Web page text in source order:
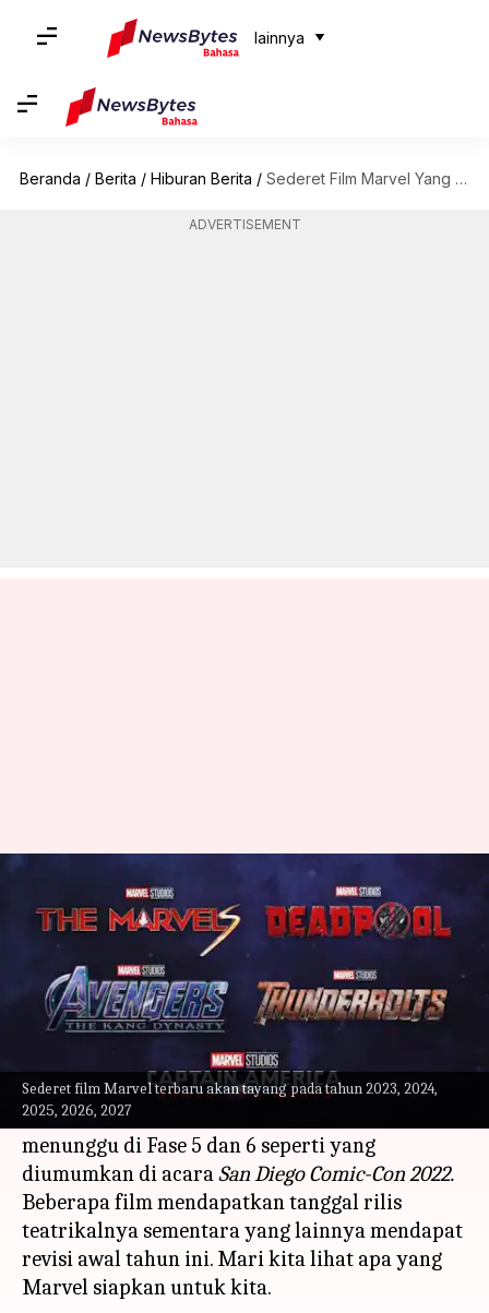
lainnya
Beranda / Berita / Hiburan Berita / Sederet Film Marvel Yang Akan Segera Tayang
ADVERTISEMENT
Sederet film Marvel terbaru akan tayang pada tahun 2023, 2024,
2025, 2026, 2027
Sederet Film Marvel Yang Akan
Segera Tayang
Oct 10, 2023
Apa ceritanya
Setelah sejumlah besar judul ditayangkan
perdana di fase keempatMarvel Cinematic
Universe,ada serangkaian konten yang
menunggu di Fase 5 dan 6 seperti yang
diumumkan di acaraSan Diego Comic-Con 2022.
Beberapa film mendapatkan tanggal rilis
teatrikalnya sementara yang lainnya mendapat
revisi awal tahun ini. Mari kita lihat apa yang